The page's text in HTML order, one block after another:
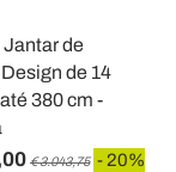
Jantar de
de 14
380 cm -
€ 3.043,75 - 20%